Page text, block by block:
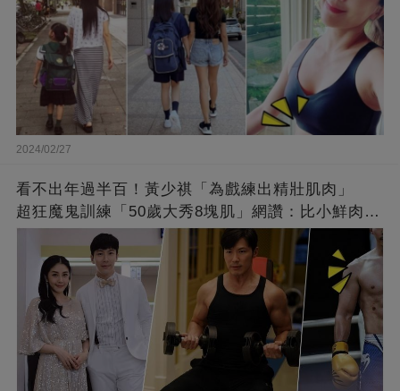
2024/02/27
看不出年過半百！黃少祺「為戲練出精壯肌肉」
超狂魔鬼訓練「50歲大秀8塊肌」網讚：比小鮮肉猛